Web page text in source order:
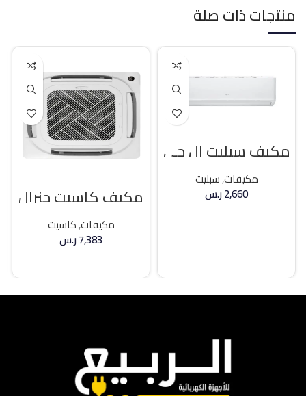
منتجات ذات صلة
مكيف سبليت ال جي
18400 وحده بارد
مكيفات,سبليت
2,660ر.س مكيف كاسيت جنرال
كلاس 36000 وحدهحار / بارد
مكيفات,كاسيت
7,383ر.س